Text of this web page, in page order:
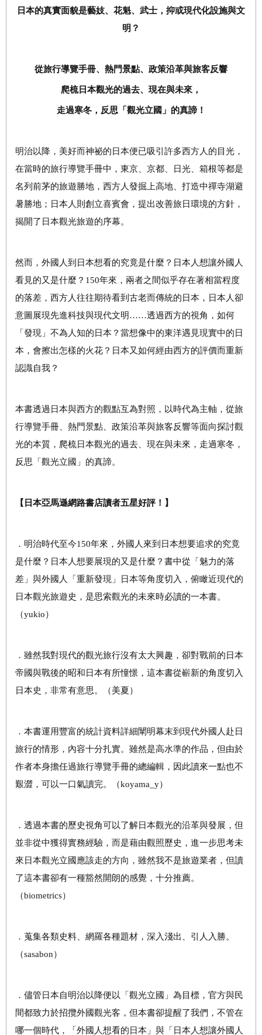
日本的真實面貌是藝妓、花魁、武士，抑或現代化設施與文
明？
從旅行導覽手冊、熱門景點、政策沿革與旅客反響
爬梳日本觀光的過去、現在與未來，
走過寒冬，反思「觀光立國」的真諦！
明治以降，美好而神祕的日本便已吸引許多西方人的目光，
在當時的旅行導覽手冊中，東京、京都、日光、箱根等都是
名列前茅的旅遊勝地，西方人發掘上高地、打造中禪寺湖避
暑勝地；日本人則創立喜賓會，提出改善旅日環境的方針，
揭開了日本觀光旅遊的序幕。
然而，外國人到日本想看的究竟是什麼？日本人想讓外國人
看見的又是什麼？150年來，兩者之間似乎存在著相當程度
的落差，西方人往往期待看到古老而傳統的日本，日本人卻
意圖展現先進科技與現代文明……透過西方的視角，如何
「發現」不為人知的日本？當想像中的東洋遇見現實中的日
本，會擦出怎樣的火花？日本又如何經由西方的評價而重新
認識自我？
本書透過日本與西方的觀點互為對照，以時代為主軸，從旅
行導覽手冊、熱門景點、政策沿革與旅客反響等面向探討觀
光的本質，爬梳日本觀光的過去、現在與未來，走過寒冬，
反思「觀光立國」的真諦。
【日本亞馬遜網路書店讀者五星好評！】
．明治時代至今150年來，外國人來到日本想要追求的究竟
是什麼？日本人想要展現的又是什麼？書中從「魅力的落
差」與外國人「重新發現」日本等角度切入，俯瞰近現代的
日本觀光旅遊史，是思索觀光的未來時必讀的一本書。
（yukio）
．雖然我對現代的觀光旅行沒有太大興趣，卻對戰前的日本
帝國與戰後的昭和日本有所憧憬，這本書從嶄新的角度切入
日本史，非常有意思。（美夏）
．本書運用豐富的統計資料詳細闡明幕末到現代外國人赴日
旅行的情形，內容十分扎實。雖然是高水準的作品，但由於
作者本身擔任過旅行導覽手冊的總編輯，因此讀來一點也不
艱澀，可以一口氣讀完。（koyama_y）
．透過本書的歷史視角可以了解日本觀光的沿革與發展，但
並非從中獲得實務經驗，而是藉由觀照歷史，進一步思考未
來日本觀光立國應該走的方向，雖然我不是旅遊業者，但讀
了這本書卻有一種豁然開朗的感覺，十分推薦。
（biometrics）
．蒐集各類史料、網羅各種題材，深入淺出、引人入勝。
（sasabon）
．儘管日本自明治以降便以「觀光立國」為目標，官方與民
間都致力於招攬外國觀光客，但本書卻提醒了我們，不管在
哪一個時代，「外國人想看的日本」與「日本人想讓外國人